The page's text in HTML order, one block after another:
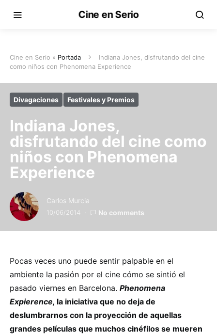
Cine en Serio
Cine en Serio » Portada
Indiana Jones, disfrutando del cine
como niños con Phenomena Experience
Divagaciones Festivales y Premios
Indiana Jones,
disfrutando del cine como
niños con Phenomena
Experience
Carlos Murcia
10/06/2014 No comments
Pocas veces uno puede sentir palpable en el
ambiente la pasión por el cine cómo se sintió el
pasado viernes en Barcelona. Phenomena
Expierence, la iniciativa que no deja de
deslumbrarnos con la proyección de aquellas
grandes películas que muchos cinéfilos se mueren